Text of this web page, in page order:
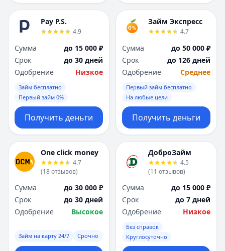
Pay P.S.
4.9
Сумма
до 15 000 ₽
Срок
до 30 дней
Одобрение
Низкое
Займ бесплатно
Первый займ 0%
Получить деньги
Займ Экспресс
4.7
Сумма
до 50 000 ₽
Срок
до 126 дней
Одобрение
Среднее
Первый займ бесплатно
На любые цели
Получить деньги
One click money
4.7
(18отзывов)
Сумма
до 30 000 ₽
Срок
до 30 дней
Одобрение
Высокое
Займ на карту 24/7 Срочно
ДоброЗайм
4.5
(11 отзывов)
Сумма
до 15 000 ₽
Срок
до 7 дней
Одобрение
Низкое
Без справок
Круглосуточно